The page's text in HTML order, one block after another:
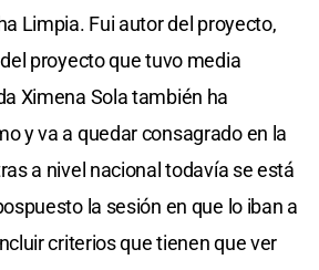
Limpia. Fui autor del proyecto,
proyecto que tuvo media
Ximena Sola también ha
y va a quedar consagrado en la
a nivel nacional todavía se está
la sesión en que lo iban a
criterios que tienen que ver